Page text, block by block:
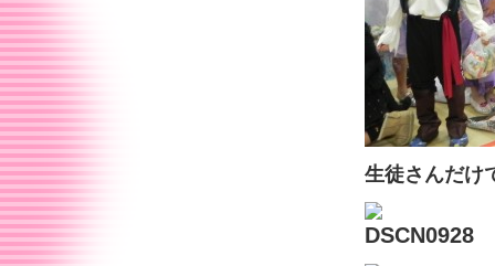
生徒さんだけ